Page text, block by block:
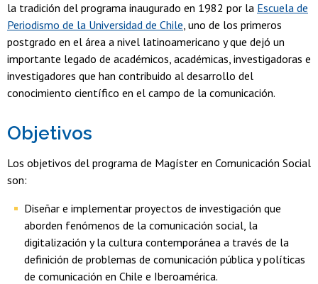
la tradición del programa inaugurado en 1982 por la Escuela de
Periodismo de la Universidad de Chile, uno de los primeros
postgrado en el área a nivel latinoamericano y que dejó un
importante legado de académicos, académicas, investigadoras e
investigadores que han contribuido al desarrollo del
conocimiento científico en el campo de la comunicación.
Objetivos
Los objetivos del programa de Magíster en Comunicación Social
son:
Diseñar e implementar proyectos de investigación que
aborden fenómenos de la comunicación social, la
digitalización y la cultura contemporánea a través de la
definición de problemas de comunicación pública y políticas
de comunicación en Chile e Iberoamérica.